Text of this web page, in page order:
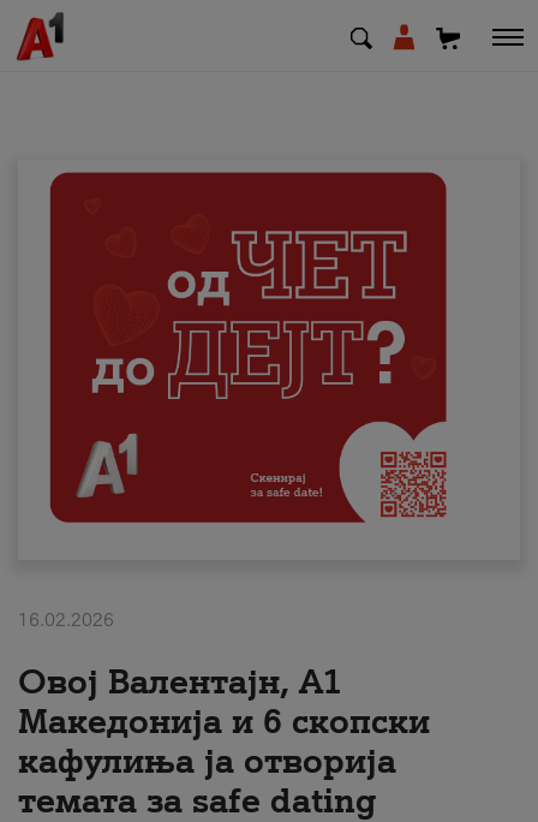
Деловни
Поддршка
Надополни кредит
Плати сметка
#ПодобарОнлајн
16.02.2026
Овој Валентајн, A1
Македонија и 6 скопски
кафулиња ја отворија
темата за safe dating